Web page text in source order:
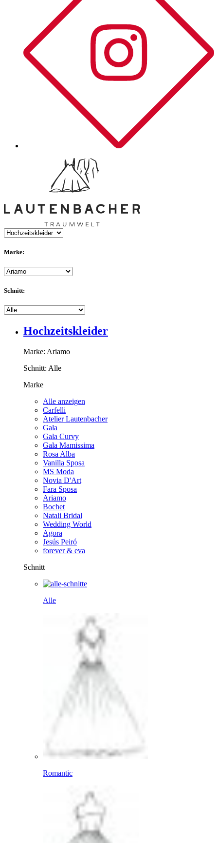
Marke:
Schnitt:
Hochzeitskleider
Marke: Ariamo
Schnitt: Alle
Marke
Alle anzeigen
Carfelli
Atelier Lautenbacher
Gala
Gala Curvy
Gala Mamissima
Rosa Alba
Vanilla Sposa
MS Moda
Novia D'Art
Fara Sposa
Ariamo
Bochet
Natali Bridal
Wedding World
Agora
Jesús Peiró
forever & eva
Schnitt
Alle
Romantic